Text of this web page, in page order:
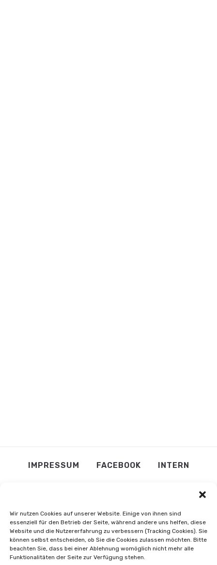
Wir nutzen Cookies auf unserer Website. Einige von ihnen sind
essenziell für den Betrieb der Seite, während andere uns helfen, diese
Website und die Nutzererfahrung zu verbessern (Tracking Cookies). Sie
können selbst entscheiden, ob Sie die Cookies zulassen möchten. Bitte
beachten Sie, dass bei einer Ablehnung womöglich nicht mehr alle
Funktionalitäten der Seite zur Verfügung stehen.
IMPRESSUM FACEBOOK INTERN